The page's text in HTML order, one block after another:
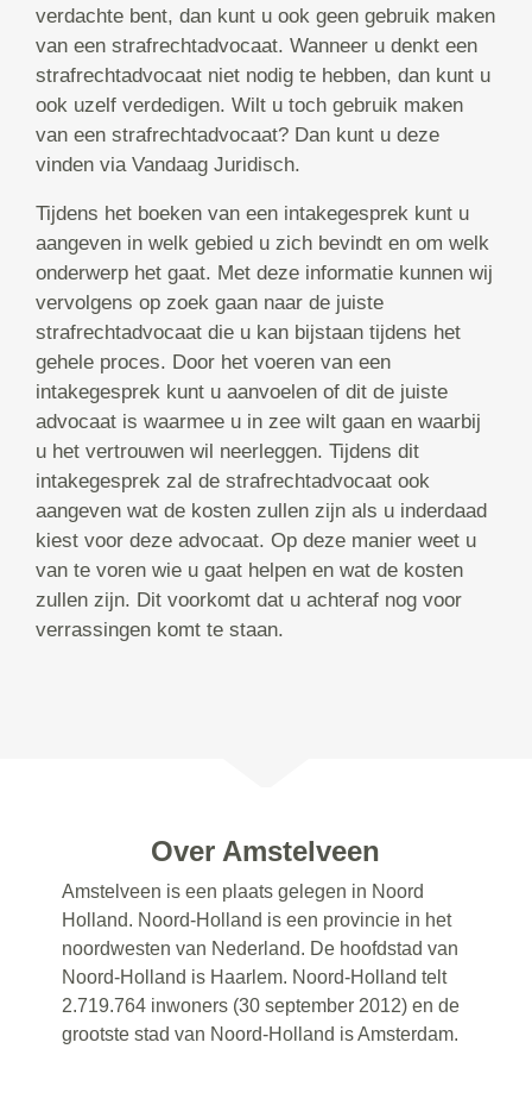
verdachte bent, dan kunt u ook geen gebruik maken
van een strafrechtadvocaat. Wanneer u denkt een
strafrechtadvocaat niet nodig te hebben, dan kunt u
ook uzelf verdedigen. Wilt u toch gebruik maken
van een strafrechtadvocaat? Dan kunt u deze
vinden via Vandaag Juridisch.
Tijdens het boeken van een intakegesprek kunt u
aangeven in welk gebied u zich bevindt en om welk
onderwerp het gaat. Met deze informatie kunnen wij
vervolgens op zoek gaan naar de juiste
strafrechtadvocaat die u kan bijstaan tijdens het
gehele proces. Door het voeren van een
intakegesprek kunt u aanvoelen of dit de juiste
advocaat is waarmee u in zee wilt gaan en waarbij
u het vertrouwen wil neerleggen. Tijdens dit
intakegesprek zal de strafrechtadvocaat ook
aangeven wat de kosten zullen zijn als u inderdaad
kiest voor deze advocaat. Op deze manier weet u
van te voren wie u gaat helpen en wat de kosten
zullen zijn. Dit voorkomt dat u achteraf nog voor
verrassingen komt te staan.
Over Amstelveen
Amstelveen is een plaats gelegen in Noord
Holland. Noord-Holland is een provincie in het
noordwesten van Nederland. De hoofdstad van
Noord-Holland is Haarlem. Noord-Holland telt
2.719.764 inwoners (30 september 2012) en de
grootste stad van Noord-Holland is Amsterdam.